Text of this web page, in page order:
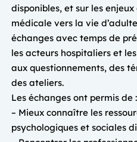
disponibles, et sur les
médicale vers la vie
échanges avec temps de
les acteurs hospitaliers et
aux questionnements, des
des ateliers.
Les échanges ont permis de :
– Mieux connaître les
psychologiques et sociales